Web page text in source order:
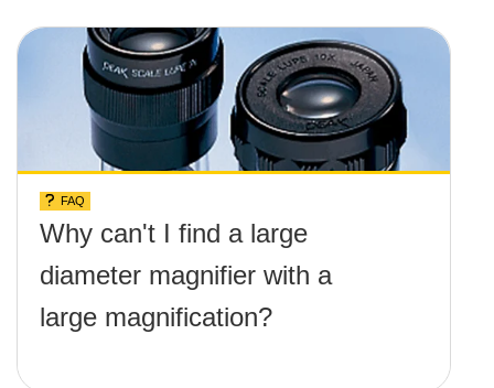
FAQ
Why can't I find a large
diameter magnifier with a
large magnification?